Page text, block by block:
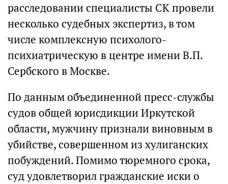
расследовании специалисты СК провели
несколько судебных экспертиз, в том
числе комплексную психолого-
психиатрическую в центре имени В.П.
Сербского в Москве.
По данным объединенной пресс-службы
судов общей юрисдикции Иркутской
области, мужчину признали виновным в
убийстве, совершенном из хулиганских
побуждений. Помимо тюремного срока,
суд удовлетворил гражданские иски о